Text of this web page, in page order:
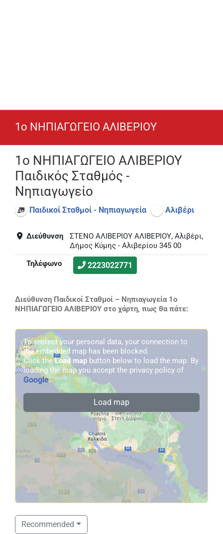
1o ΝΗΠΙΑΓΩΓΕΙΟ ΑΛΙΒΕΡΙΟΥ
1o ΝΗΠΙΑΓΩΓΕΙΟ ΑΛΙΒΕΡΙΟΥ
Παιδικός Σταθμός -
Νηπιαγωγείο
Παιδικοί Σταθμοί - Νηπιαγωγεία Αλιβέρι
Διεύθυνση
ΣΤΕΝΟ ΑΛΙΒΕΡΙΟΥ ΑΛΙΒΕΡΙΟΥ, Αλιβέρι,
Δήμος Κύμης - Αλιβερίου 345 00
Τηλέφωνο
2223022771
Διεύθυνση Παιδικοί Σταθμοί – Νηπιαγωγεία 1o
ΝΗΠΙΑΓΩΓΕΙΟ ΑΛΙΒΕΡΙΟΥ στο χάρτη, πως θα πάτε:
To protect your personal data, your connection to
the embedded map has been blocked.
Click theLoad map button below to load the map. By
loading the map you accept the privacy policy of
Google.
Load map
Recommended